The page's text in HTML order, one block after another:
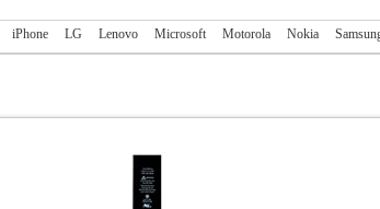
iPhone LG Lenovo Microsoft Motorola Nokia